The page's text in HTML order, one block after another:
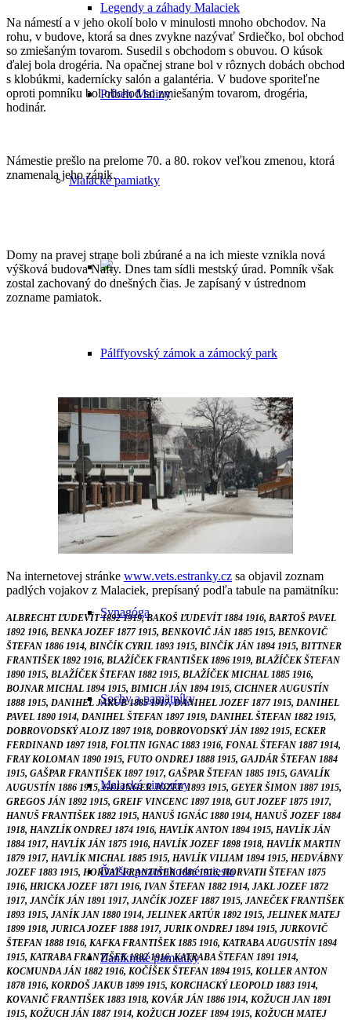
Legendy a záhady Malaciek
Príbeh Maliny
Malacké pamiatky
Pálffyovský zámok a zámocký park
Čierny kláštor
Farský kostol
Synagóga
Sochy a pamätníky
Malacké cintoríny
Ďalšie pozoruhodné miesta
Zaniknuté pamiatky
Na námestí a v jeho okolí bolo v minulosti mnoho obchodov. Na
rohu, v budove, ktorá sa dnes zvykne nazývať Srdiečko, bol obchod
so zmiešaným tovarom. Susedil s obchodom s obuvou. O kúsok
ďalej bola drogéria. Na opačnej strane bol v rôznych dobách obchod
s klobúkmi, kadernícky salón a galantéria. V budove sporiteľne
oproti pomníku bol obchod so zmiešaným tovarom, drogéria,
hodinár.
Námestie prešlo na prelome 70. a 80. rokov veľkou zmenou, ktorá
znamenala jeho zánik.
Domy na pravej strane boli zbúrané a na ich mieste vznikla nová
výšková budova Nafty. Dnes tam sídli mestský úrad. Pomník však
zostal zachovaný do dnešných čias. Je zapísaný v ústrednom
zozname pamiatok.
Na internetovej stránke www.vets.estranky.cz sa objavil zoznam
padlých vojakov z Malaciek, prepísaný podľa tabule na pamätníku:
ALBRECHT ĽUDEVÍT 1892 1919, BAKOŠ ĽUDEVÍT 1884 1916, BARTOŠ PAVEL
1892 1916, BENKA JOZEF 1877 1915, BENKOVIČ JÁN 1885 1915, BENKOVIČ
ŠTEFAN 1886 1914, BINČÍK CYRIL 1893 1915, BINČÍK JÁN 1894 1915, BITTNER
FRANTIŠEK 1892 1916, BLAŽÍČEK FRANTIŠEK 1896 1919, BLAŽÍČEK ŠTEFAN
1890 1915, BLAŽÍČEK ŠTEFAN 1882 1915, BLAŽÍČEK MICHAL 1885 1916,
BOJNAR MICHAL 1894 1915, BIMICH JÁN 1894 1915, CICHNER AUGUSTÍN
1888 1915, DANIHEL JAKUB 1885 1917, DANIHEL JOZEF 1877 1915, DANIHEL
PAVEL 1890 1914, DANIHEL ŠTEFAN 1897 1919, DANIHEL ŠTEFAN 1882 1915,
DOBROVODSKÝ ALOJZ 1897 1918, DOBROVODSKÝ JÁN 1892 1915, ECKER
FERDINAND 1897 1918, FOLTIN IGNAC 1883 1916, FONAL ŠTEFAN 1887 1914,
FRAY KOLOMAN 1890 1915, FUTO ONDREJ 1888 1915, GAJDÁR ŠTEFAN 1884
1915, GAŠPAR FRANTIŠEK 1897 1917, GAŠPAR ŠTEFAN 1885 1915, GAVALÍK
AUGUSTÍN 1886 1915, GELINGER JOZEF 1893 1915, GEYER ŠIMON 1887 1915,
GREGOS JÁN 1892 1915, GREIF VINCENC 1897 1918, GUT JOZEF 1875 1917,
HANUŠ FRANTIŠEK 1882 1915, HANUŠ IGNÁC 1880 1914, HANUŠ JOZEF 1884
1918, HANZLÍK ONDREJ 1874 1916, HAVLÍK ANTON 1894 1915, HAVLÍK JÁN
1884 1917, HAVLÍK JÁN 1875 1916, HAVLÍK JOZEF 1898 1918, HAVLÍK MARTIN
1879 1917, HAVLÍK MICHAL 1885 1915, HAVLÍK VILIAM 1894 1915, HEDVÁBNY
JOZEF 1883 1915, HORVAT FRANTIŠEK 1886 1916, HORVATH ŠTEFAN 1875
1916, HRICKA JOZEF 1871 1916, IVAN ŠTEFAN 1882 1914, JAKL JOZEF 1872
1917, JANČÍK JÁN 1891 1917, JANČÍK JOZEF 1887 1915, JANEČEK FRANTIŠEK
1893 1915, JANÍK JAN 1880 1914, JELINEK ARTÚR 1892 1915, JELINEK MATEJ
1899 1918, JURICA JOZEF 1888 1917, JURIK ONDREJ 1894 1915, JURKOVIČ
ŠTEFAN 1888 1916, KAFKA FRANTIŠEK 1885 1916, KATRABA AUGUSTÍN 1894
1915, KATRABA FRANTIŠEK 1882 1916, KATRABA ŠTEFAN 1891 1914,
KOCMUNDA JÁN 1882 1916, KOČÍŠEK ŠTEFAN 1894 1915, KOLLER ANTON
1878 1916, KORDOŠ JAKUB 1899 1915, KORCHACKÝ LEOPOLD 1883 1914,
KOVANIČ FRANTIŠEK 1883 1918, KOVÁR JÁN 1886 1914, KOŽUCH JAN 1891
1915, KOŽUCH JÁN 1887 1914, KOŽUCH JOZEF 1894 1915, KOŽUCH MATEJ